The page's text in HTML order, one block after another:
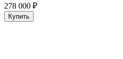
278 000 ₽
Купить